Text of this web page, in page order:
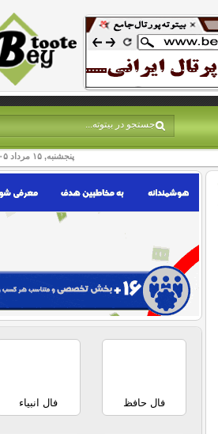
پنجشنبه, ۱۵ مرداد ۱۴۰۵
فال حافظ فال انبیاء